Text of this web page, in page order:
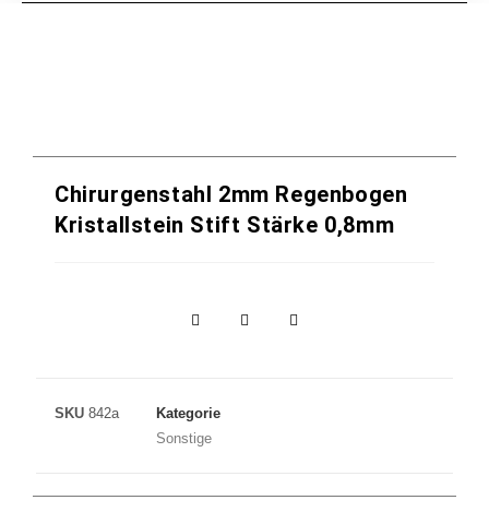
Chirurgenstahl 2mm Regenbogen
Kristallstein Stift Stärke 0,8mm
SKU 842a
Kategorie
Sonstige